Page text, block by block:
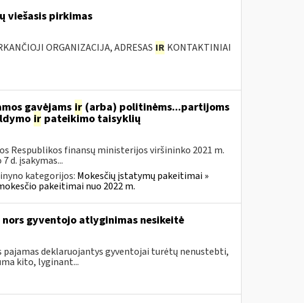
viešasis pirkimas
ORGANIZACIJA, ADRESAS IR KONTAKTINIAI
gavėjams ir(arba) politinėms...partijoms
irpateikimo taisyklių
Respublikos finansų ministerijos viršininko 2021 m.
d. įsakymas...
kategorijos: Mokesčių įstatymų pakeitimai »
pakeitimai nuo 2022 m.
gyventojo atlyginimas nesikeitė
pajamas deklaruojantys gyventojai turėtų nenustebti,
kito, lyginant...